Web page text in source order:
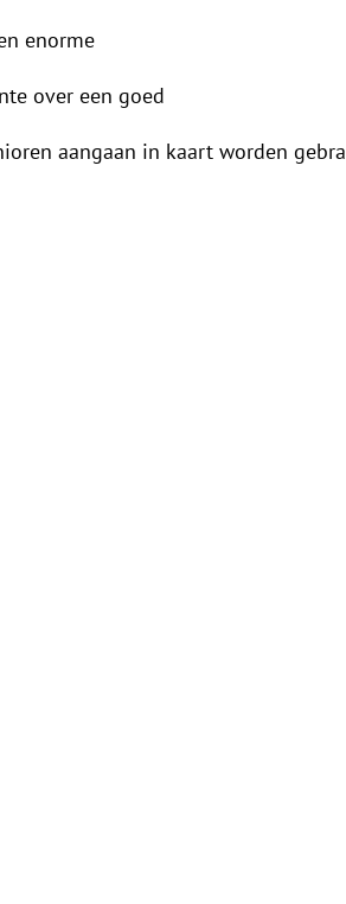
enorme
over een goed
aangaan in kaart worden